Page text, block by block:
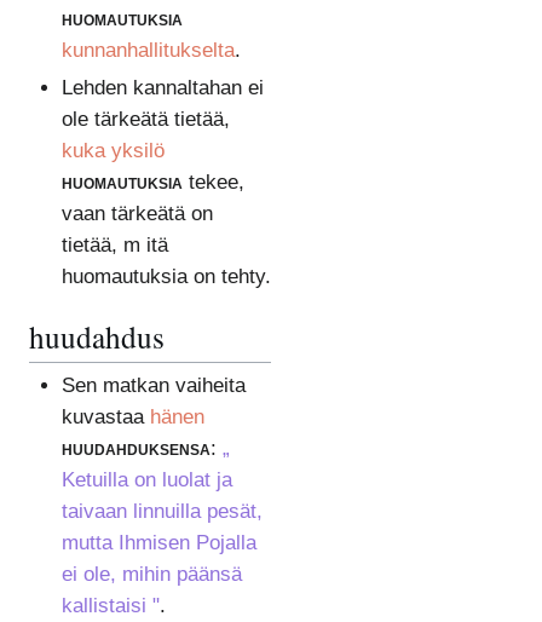
huomautuksia
kunnanhallitukselta.
Lehden kannaltahan ei
ole tärkeätä tietää,
kuka yksilö
huomautuksia tekee,
vaan tärkeätä on
tietää, m itä
huomautuksia on tehty.
huudahdus
Sen matkan vaiheita
kuvastaa hänen
huudahduksensa: „
Ketuilla on luolat ja
taivaan linnuilla pesät,
mutta Ihmisen Pojalla
ei ole, mihin päänsä
kallistaisi ".